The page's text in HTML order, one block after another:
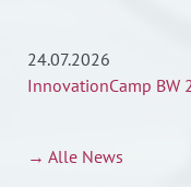
24.07.2026
InnovationCamp BW
→ Alle News